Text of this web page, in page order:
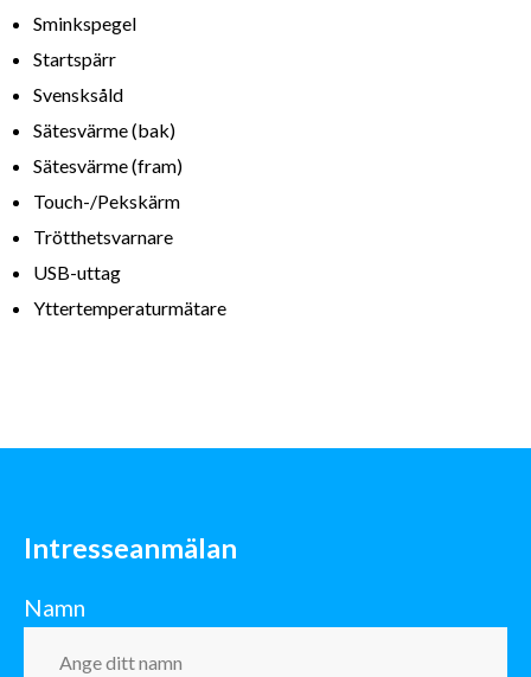
Sminkspegel
Startspärr
Svensksåld
Sätesvärme (bak)
Sätesvärme (fram)
Touch-/Pekskärm
Trötthetsvarnare
USB-uttag
Yttertemperaturmätare
Intresseanmälan
Namn